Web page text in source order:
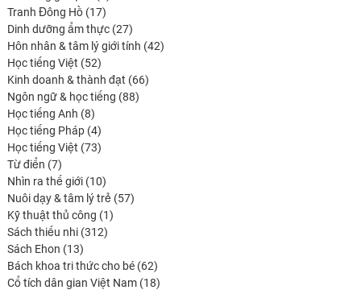
produits
Tranh Đông Hồ 1717
produits
Dinh dưỡng ẩm thực 2727
produits
Hôn nhân & tâm lý giới tính 4242
Học tiếng Việt 5252
produits
Kinh doanh & thành đạt 6666
Ngôn ngữ & học tiếng 8888
Học tiếng Anh 88
produits
Học tiếng Pháp 44
produits
Học tiếng Việt 7373
Từ điển 77
produits
Nhìn ra thế giới 1010
produits
Nuôi dạy & tâm lý trẻ 5757
Kỹ thuật thủ công 11
Sách thiếu nhi 312312
Sách Ehon 1313
produits
Bách khoa tri thức cho bé 6262
produits
Cổ tích dân gian Việt Nam 1818